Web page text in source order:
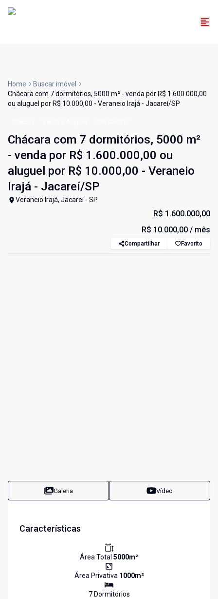
Home
Buscar imóvel
Chácara com 7 dormitórios, 5000 m² - venda por R$ 1.600.000,00
ou aluguel por R$ 10.000,00 - Veraneio Irajá - Jacareí/SP
Chácara com 7 dormitórios, 5000 m²
- venda por R$ 1.600.000,00 ou
aluguel por R$ 10.000,00 - Veraneio
Irajá - Jacareí/SP
Veraneio Irajá, Jacareí - SP
R$ 1.600.000,00
R$ 10.000,00 / mês
Compartilhar Favorito
Galeria Vídeo
Características
Área Total 5000m²
Área Privativa 1000m²
7Dormitórios